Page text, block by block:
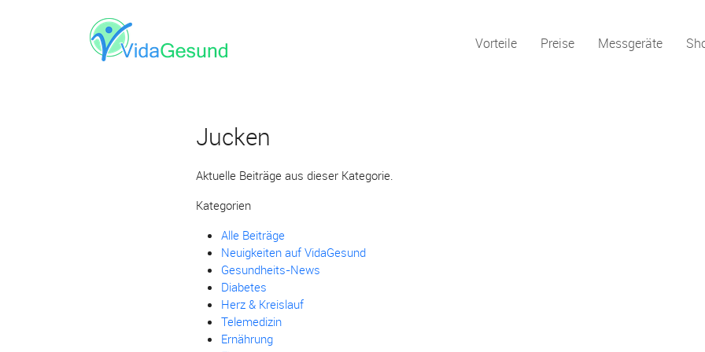
Vorteile Preise Messgeräte
Jucken
Aktuelle Beiträge aus dieser Kategorie.
Kategorien
Alle Beiträge
Neuigkeiten auf VidaGesund
Gesundheits-News
Diabetes
Herz & Kreislauf
Telemedizin
Ernährung